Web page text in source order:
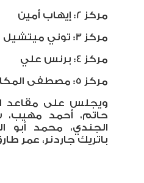
مركز 2: إيهاب أمين
مركز 3: توني ميتشيل
مركز 4: برنس علي
مركز 5: مصطفى المكاوي "كيجو"
ويجلس على مقاعد
حاتم، أحمد مهيب،
الجندي، محمد أبو
باتريك جاردنر، عمر